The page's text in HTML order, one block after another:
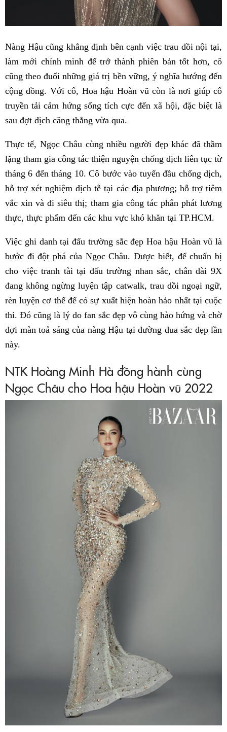
Nàng Hậu cũng khẳng định bên cạnh việc trau dồi nội tại,
làm mới chính mình để trở thành phiên bản tốt hơn, cô
cũng theo đuổi những giá trị bền vững, ý nghĩa hướng đến
cộng đồng. Với cô, Hoa hậu Hoàn vũ còn là nơi giúp cô
truyền tải cảm hứng sống tích cực đến xã hội, đặc biệt là
sau đợt dịch căng thẳng vừa qua.
Thực tế, Ngọc Châu cùng nhiều người đẹp khác đã thầm
lặng tham gia công tác thiện nguyện chống dịch liên tục từ
tháng 6 đến tháng 10. Cô bước vào tuyến đầu chống dịch,
hỗ trợ xét nghiệm dịch tễ tại các địa phương; hỗ trợ tiêm
vắc xin và đi siêu thị; tham gia công tác phân phát lương
thực, thực phẩm đến các khu vực khó khăn tại TP.HCM.
Việc ghi danh tại đấu trường sắc đẹp Hoa hậu Hoàn vũ là
bước đi đột phá của Ngọc Châu. Được biết, để chuẩn bị
cho việc tranh tài tại đấu trường nhan sắc, chân dài 9X
đang không ngừng luyện tập catwalk, trau dồi ngoại ngữ,
rèn luyện cơ thể để có sự xuất hiện hoàn hảo nhất tại cuộc
thi. Đó cũng là lý do fan sắc đẹp vô cùng hào hứng và chờ
đợi màn toả sáng của nàng Hậu tại đường đua sắc đẹp lần
này.
NTK Hoàng Minh Hà đồng hành cùng
Ngọc Châu cho Hoa hậu Hoàn vũ 2022